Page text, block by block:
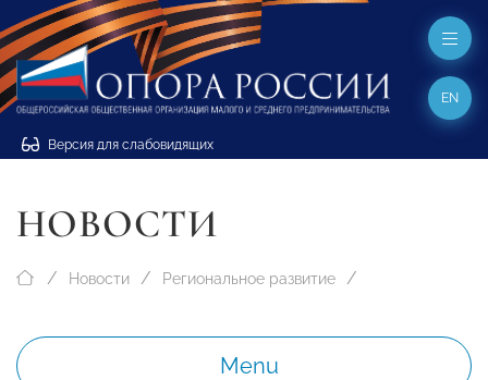
Версия для слабовидящих
EN
НОВОСТИ
Новости Региональное развитие
Menu